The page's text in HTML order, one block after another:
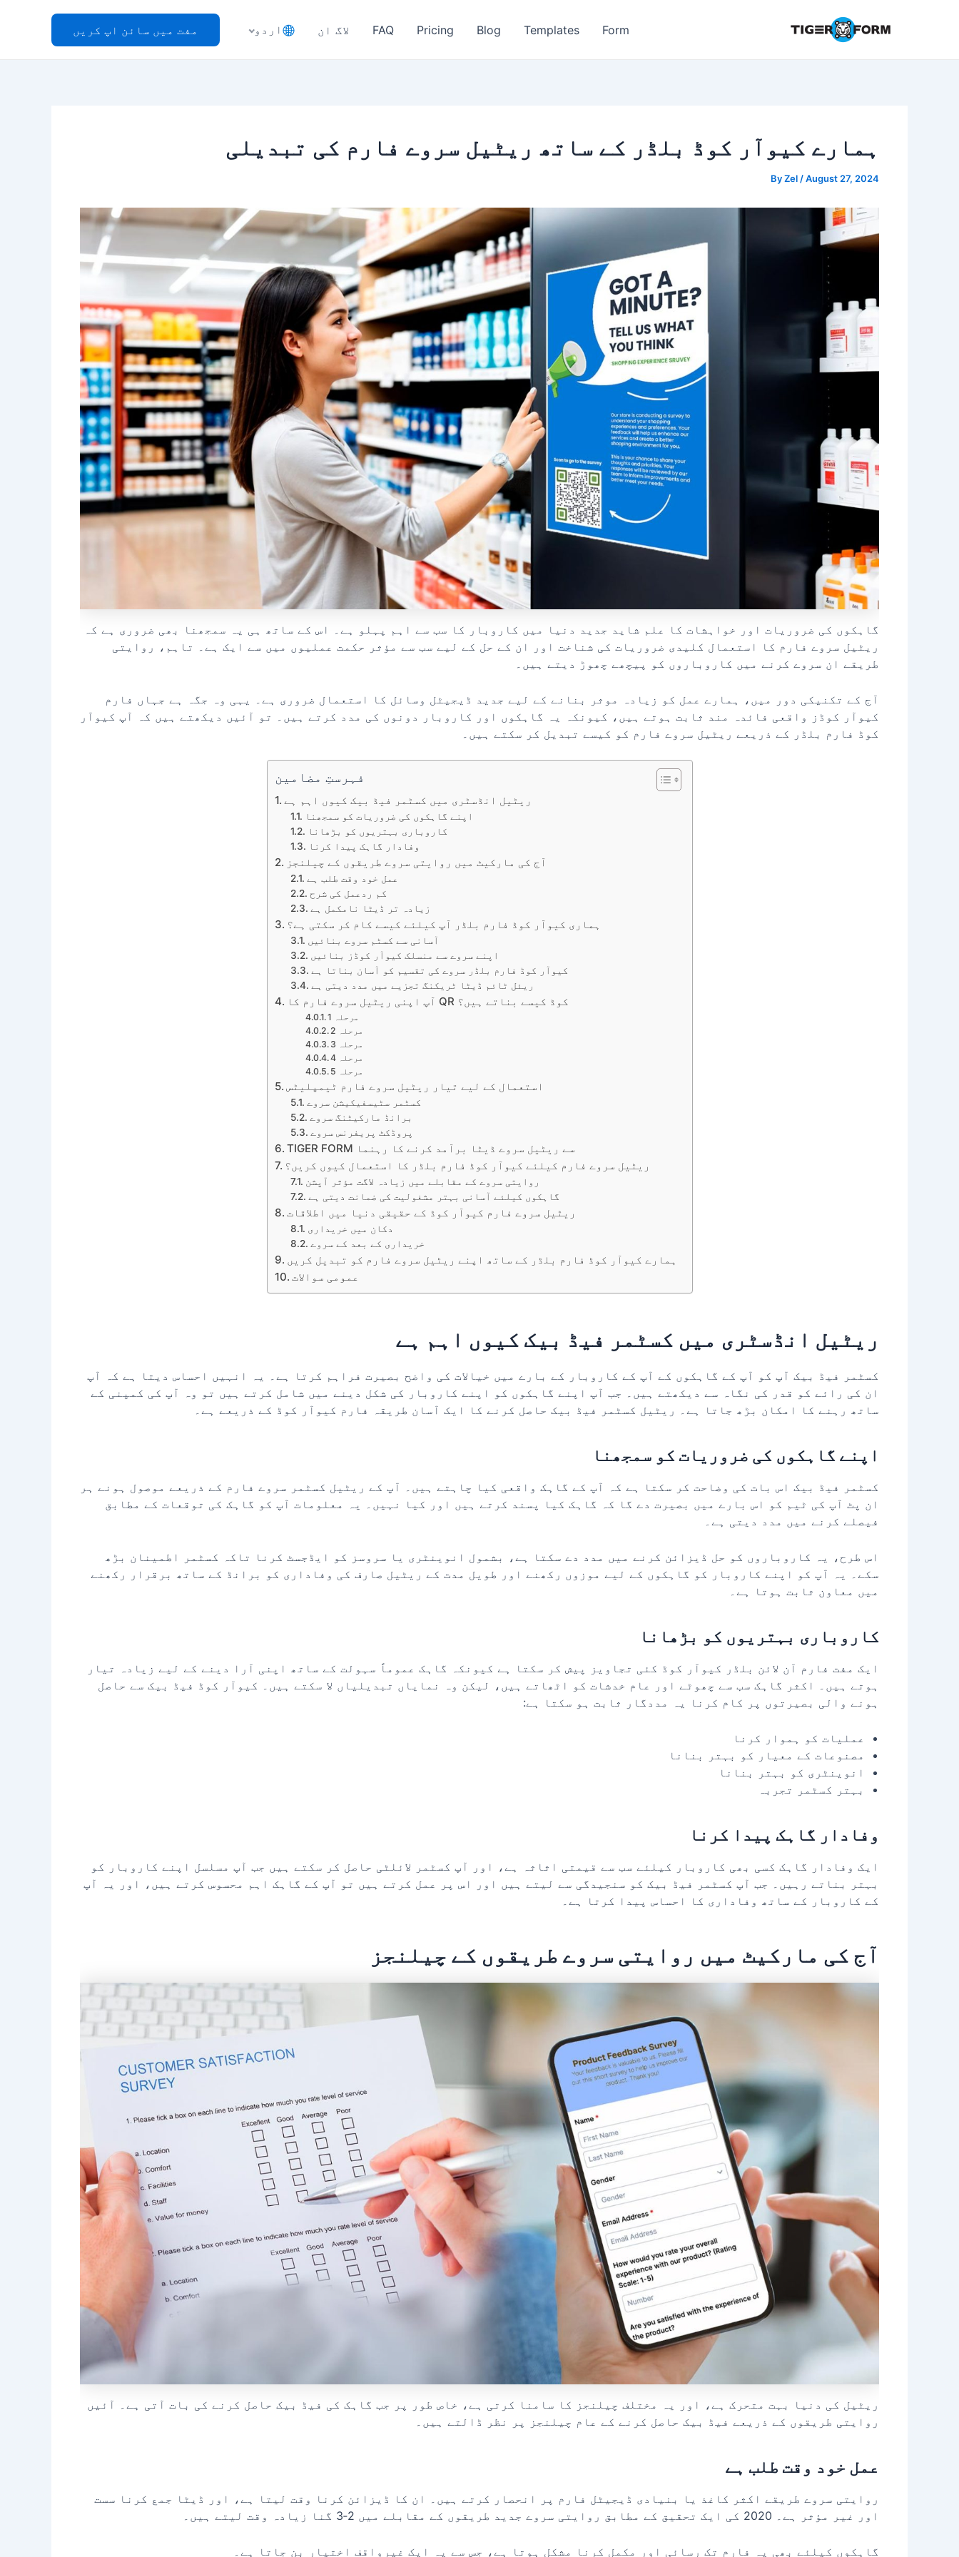
Form
Templates
Blog
Pricing
FAQ لاگ ان اردو مفت میں سائن اپ کریں
ہمارے کیوآر کوڈ بلڈر کے ساتھ ریٹیل سروے فارم کی تبدیلی
ByZel /August 27, 2024
گاہکوں کی ضروریات اور خواہشات کا علم شاید جدید دنیا میں کاروبار کا سب سے اہم پہلو ہے۔ اس کے ساتھ ہی یہ سمجھنا بھی ضروری ہے کہ
ریٹیل سروے فارم کا استعمال کلیدی ضروریات کی شناخت اور ان کے حل کے لیے سب سے مؤثر حکمت عملیوں میں سے ایک ہے۔ تاہم، روایتی
طریقے ان سروے کرنے میں کاروباروں کو پیچھے چھوڑ دیتے ہیں۔
آج کے تکنیکی دور میں، ہمارے عمل کو زیادہ موثر بنانے کے لیے جدید ڈیجیٹل وسائل کا استعمال ضروری ہے۔ یہی وہ جگہ ہے جہاں فارم
کیوآر کوڈز واقعی فائدہ مند ثابت ہوتے ہیں، کیونکہ یہ گاہکوں اور کاروبار دونوں کی مدد کرتے ہیں۔ تو آئیں دیکھتے ہیں کہ آپ کیوآر
کوڈ فارم بلڈر کے ذریعے ریٹیل سروے فارم کو کیسے تبدیل کر سکتے ہیں۔
فہرستِ مضامین
ریٹیل انڈسٹری میں کسٹمر فیڈ بیک کیوں اہم ہے
اپنے گاہکوں کی ضروریات کو سمجھنا
کاروباری بہتریوں کو بڑھانا
وفادار گاہک پیدا کرنا
آج کی مارکیٹ میں روایتی سروے طریقوں کے چیلنجز
عمل خود وقت طلب ہے
کم ردعمل کی شرح
زیادہ تر ڈیٹا نامکمل ہے
ہماری کیوآر کوڈ فارم بلڈر آپ کیلئے کیسے کام کر سکتی ہے؟
آسانی سے کسٹم سروے بنائیں
اپنے سروے سے منسلک کیوآر کوڈز بنائیں
کیوآر کوڈ فارم بلڈر سروے کی تقسیم کو آسان بناتا ہے
ریئل ٹائم ڈیٹا ٹریکنگ تجزیے میں مدد دیتی ہے
آپ اپنی ریٹیل سروے فارم کا QR کوڈ کیسے بناتے ہیں؟
مرحلہ 1
مرحلہ 2
مرحلہ 3
مرحلہ 4
مرحلہ 5
استعمال کے لیے تیار ریٹیل سروے فارم ٹیمپلیٹس
کسٹمر سٹیسفیکیشن سروے
برانڈ مارکیٹنگ سروے
پروڈکٹ پریفرنس سروے
TIGER FORM سے ریٹیل سروے ڈیٹا برآمد کرنے کا رہنما
ریٹیل سروے فارم کیلئے کیوآر کوڈ فارم بلڈر کا استعمال کیوں کریں؟
روایتی سروے کے مقابلے میں زیادہ لاگت مؤثر آپشن
گاہکوں کیلئے آسانی بہتر مشغولیت کی ضمانت دیتی ہے
ریٹیل سروے فارم کیوآر کوڈ کے حقیقی دنیا میں اطلاقات
دکان میں خریداری
خریداری کے بعد کے سروے
ہمارے کیوآر کوڈ فارم بلڈر کے ساتھ اپنے ریٹیل سروے فارم کو تبدیل کریں
عمومی سوالات
ریٹیل انڈسٹری میں کسٹمر فیڈ بیک کیوں اہم ہے
کسٹمر فیڈ بیک آپ کو آپ کے گاہکوں کے آپ کے کاروبار کے بارے میں خیالات کی واضح بصیرت فراہم کرتا ہے۔ یہ انہیں احساس دیتا ہے کہ آپ
ان کی رائے کو قدر کی نگاہ سے دیکھتے ہیں۔ جب آپ اپنے گاہکوں کو اپنے کاروبار کی شکل دینے میں شامل کرتے ہیں تو وہ آپ کی کمپنی کے
ساتھ رہنے کا امکان بڑھ جاتا ہے۔ ریٹیل کسٹمر فیڈ بیک حاصل کرنے کا ایک آسان طریقہ فارم کیوآر کوڈ کے ذریعے ہے۔
اپنے گاہکوں کی ضروریات کو سمجھنا
کسٹمر فیڈ بیک اس بات کی وضاحت کر سکتا ہے کہ آپ کے گاہک واقعی کیا چاہتے ہیں۔ آپ کے ریٹیل کسٹمر سروے فارم کے ذریعے موصول ہونے ہر
ان پٹ آپ کی ٹیم کو اس بارے میں بصیرت دے گا کہ گاہک کیا پسند کرتے ہیں اور کیا نہیں۔ یہ معلومات آپ کو گاہک کی توقعات کے مطابق
فیصلے کرنے میں مدد دیتی ہے۔
اس طرح، یہ کاروباروں کو حل ڈیزائن کرنے میں مدد دے سکتا ہے، بشمول انوینٹری یا سروسز کو ایڈجسٹ کرنا تاکہ کسٹمر اطمینان بڑھ
سکے۔ یہ آپ کو اپنے کاروبار کو گاہکوں کے لیے موزوں رکھنے اور طویل مدت کے ریٹیل صارف کی وفاداری کو برانڈ کے ساتھ برقرار رکھنے
میں معاون ثابت ہوتا ہے۔
کاروباری بہتریوں کو بڑھانا
ایک مفت فارم آن لائن بلڈر کیوآر کوڈ کئی تجاویز پیش کر سکتا ہے کیونکہ گاہک عموماً سہولت کے ساتھ اپنی آرا دینے کے لیے زیادہ تیار
ہوتے ہیں۔ اکثر گاہک سب سے چھوٹے اور عام خدشات کو اٹھاتے ہیں، لیکن وہ نمایاں تبدیلیاں لا سکتے ہیں۔ کیوآر کوڈ فیڈ بیک سے حاصل
ہونے والی بصیرتوں پر کام کرنا یہ مددگار ثابت ہو سکتا ہے:
عملیات کو ہموار کرنا
مصنوعات کے معیار کو بہتر بنانا
انوینٹری کو بہتر بنانا
بہتر کسٹمر تجربہ
وفادار گاہک پیدا کرنا
ایک وفادار گاہک کسی بھی کاروبار کیلئے سب سے قیمتی اثاثہ ہے، اور آپ کسٹمر لائلٹی حاصل کر سکتے ہیں جب آپ مسلسل اپنے کاروبار کو
بہتر بناتے رہیں۔ جب آپ کسٹمر فیڈ بیک کو سنجیدگی سے لیتے ہیں اور اس پر عمل کرتے ہیں تو آپ کے گاہک اہم محسوس کرتے ہیں، اور یہ آپ
کے کاروبار کے ساتھ وفاداری کا احساس پیدا کرتا ہے۔
آج کی مارکیٹ میں روایتی سروے طریقوں کے چیلنجز
ریٹیل کی دنیا بہت متحرک ہے، اور یہ مختلف چیلنجز کا سامنا کرتی ہے، خاص طور پر جب گاہک کی فیڈ بیک حاصل کرنے کی بات آتی ہے۔ آئیں
روایتی طریقوں کے ذریعے فیڈ بیک حاصل کرنے کے عام چیلنجز پر نظر ڈالتے ہیں۔
عمل خود وقت طلب ہے
روایتی سروے طریقے اکثر کاغذ یا بنیادی ڈیجیٹل فارم پر انحصار کرتے ہیں۔ ان کا ڈیزائن کرنا وقت لیتا ہے، اور ڈیٹا جمع کرنا سست
اور غیر مؤثر ہے۔ 2020 کی ایک تحقیق کے مطابق روایتی سروے جدید طریقوں کے مقابلے میں 2‑3 گنا زیادہ وقت لیتے ہیں۔
گاہکوں کیلئے بھی یہ فارم تک رسائی اور مکمل کرنا مشکل ہوتا ہے، جس سے یہ ایک غیرواقف اختیار بن جاتا ہے۔